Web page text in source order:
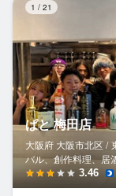
1 / 21
ぱと 梅田店
大阪府 大阪市北区 /
バル、創作料理、居
3.46